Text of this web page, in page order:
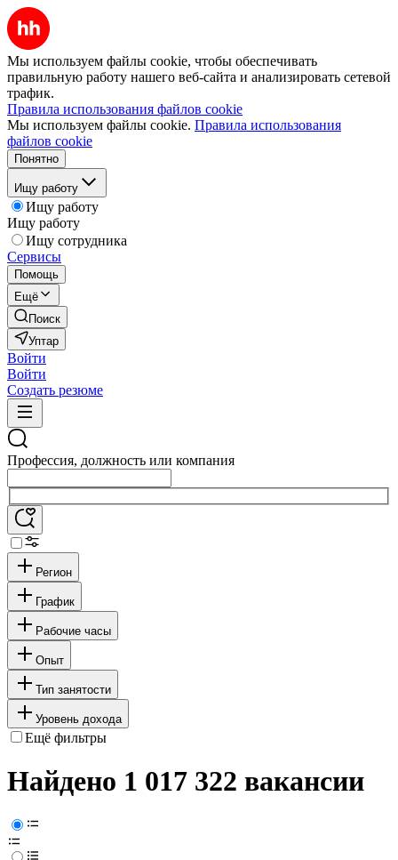
Мы используем файлы cookie, чтобы обеспечивать
правильную работу нашего веб-сайта и анализировать сетевой
трафик.
Правила использования файлов cookie
Мы используем файлы cookie. Правила использования
файлов cookie
Понятно
Ищу работу
Ищу работу
Ищу работу
Ищу сотрудника
Сервисы
Помощь
Ещё
Поиск
Уптар
Войти
Войти
Создать резюме
Профессия, должность или компания
Регион
График
Рабочие часы
Опыт
Тип занятости
Уровень дохода
Ещё фильтры
Найдено 1 017 322 вакансии